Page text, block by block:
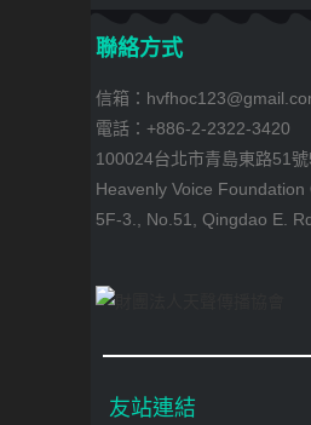
聯絡方式
信箱：
電話：+886-2-2322-3420
100024台北市青島東路51
Heavenly Voice Foundation
5F-3., No.51, Qingdao E.
友站連結